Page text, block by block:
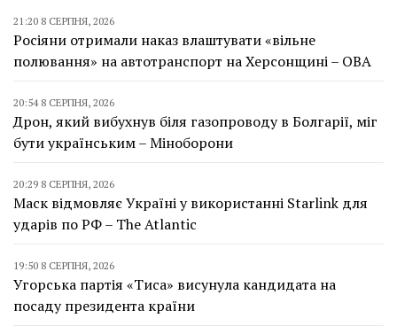
21:20 8 СЕРПНЯ, 2026
Росіяни отримали наказ влаштувати «вільне
полювання» на автотранспорт на Херсонщині – ОВА
20:54 8 СЕРПНЯ, 2026
Дрон, який вибухнув біля газопроводу в Болгарії, міг
бути українським – Міноборони
20:29 8 СЕРПНЯ, 2026
Маск відмовляє Україні у використанні Starlink для
ударів по РФ – The Atlantic
19:50 8 СЕРПНЯ, 2026
Угорська партія «Тиса» висунула кандидата на
посаду президента країни